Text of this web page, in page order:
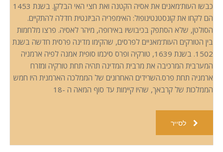
כבשו העות’מאנים את אסיה הקטנה ואת חצי האי הבלקן. בשנת 1453
הם לקחו את קונסטנטינופול: האימפריה הביזנטית חדלה להתקיים.
הסולטן, שלא הסתפק בכיבושיו באירופה, מיהר לאסיה. פרצו מלחמות
בין הטורקים העות’מאניים לפרסים, שהקימו מדינה פרסית חדשה בשנת
1502. בשנת 1639, טורקיה ופרס סיכמו סופית אמנה לפיה ארמניה
המערבית המרכיבה את מרבית המדינה תהיה תחת טורקיה ומזרח
ארמניה תחת פרס.השרידים האחרונים של הממלכה הארמנית היו חמש
הממלכות של קרבאך, שהיו קיימות עד סוף המאה ה -18
לסייר